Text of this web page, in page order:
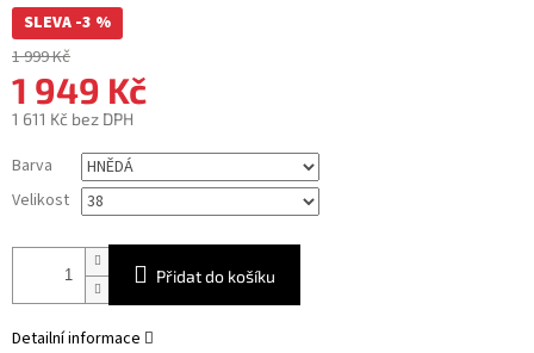
SLEVA -3 %
1 999 Kč
1 949 Kč
1 611 Kč bez DPH
cena:
Barva
Velikost
Přidat do košíku
Detailní informace